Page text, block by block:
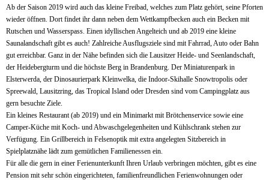
Ab der Saison 2019 wird auch das kleine Freibad, welches zum Platz gehört, seine Pforten
wieder öffnen. Dort findet ihr dann neben dem Wettkampfbecken auch ein Becken mit
Rutschen und Wasserspass. Einen idyllischen Angelteich und ab 2019 eine kleine
Saunalandschaft gibt es auch! Zahlreiche Ausflugsziele sind mit Fahrrad, Auto oder Bahn
gut erreichbar. Ganz in der Nähe befinden sich die Lausitzer Heide- und Seenlandschaft,
der Heidebergturm und die höchste Berg in Brandenburg. Der Miniaturenpark in
Elsterwerda, der Dinosaurierpark Kleinwelka, die Indoor-Skihalle Snowtropolis oder
Spreewald, Lausitzring, das Tropical Island oder Dresden sind vom Campingplatz aus
gern besuchte Ziele.
Ein kleines Restaurant (ab 2019) und ein Minimarkt mit Brötchenservice sowie eine
Camper-Küche mit Koch- und Abwaschgelegenheiten und Kühlschrank stehen zur
Verfügung. Ein Grillbereich in Felsenoptik mit extra angelegten Sitzbereich in
Spielplatznähe lädt zum gemütlichen Familienessen ein.
Für alle die gern in einer Ferienunterkunft Ihren Urlaub verbringen möchten, gibt es eine
Pension mit sehr schön eingerichteten, familienfreundlichen Ferienwohnungen oder